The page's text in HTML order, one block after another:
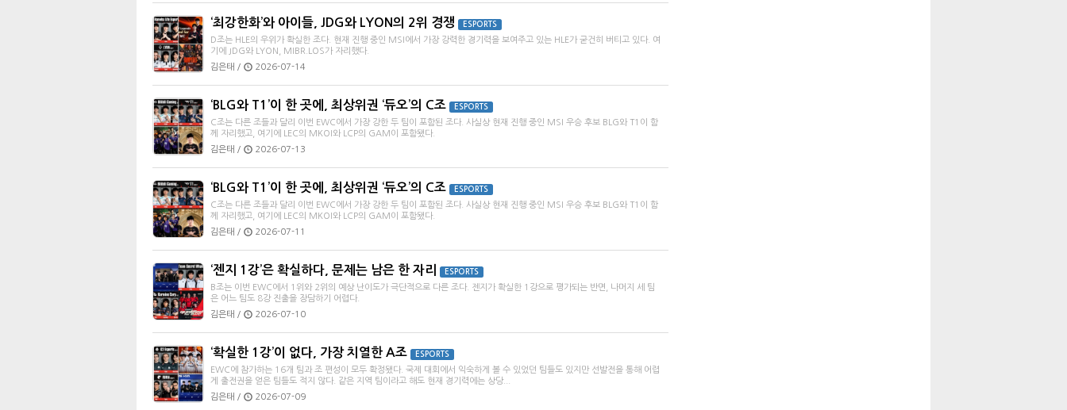
‘최강한화’와 아이들, JDG와 LYON의 2위 경쟁 ESPORTS
D조는 HLE의 우위가 확실한 조다. 현재 진행 중인 MSI에서 가장 강력한 경기력을 보여주고 있는 HLE가 굳건히 버티고 있다. 여
기에 JDG와 LYON, MIBR.LOS가 자리했다.
김은태 /
2026-07-14
‘BLG와 T1’이 한 곳에, 최상위권 ‘듀오’의 C조 ESPORTS
C조는 다른 조들과 달리 이번 EWC에서 가장 강한 두 팀이 포함된 조다. 사실상 현재 진행 중인 MSI 우승 후보 BLG와 T1이 함
께 자리했고, 여기에 LEC의 MKOI와 LCP의 GAM이 포함됐다.
김은태 /
2026-07-13
‘BLG와 T1’이 한 곳에, 최상위권 ‘듀오’의 C조 ESPORTS
C조는 다른 조들과 달리 이번 EWC에서 가장 강한 두 팀이 포함된 조다. 사실상 현재 진행 중인 MSI 우승 후보 BLG와 T1이 함
께 자리했고, 여기에 LEC의 MKOI와 LCP의 GAM이 포함됐다.
김은태 /
2026-07-11
‘젠지 1강’은 확실하다, 문제는 남은 한 자리 ESPORTS
B조는 이번 EWC에서 1위와 2위의 예상 난이도가 극단적으로 다른 조다. 젠지가 확실한 1강으로 평가되는 반면, 나머지 세 팀
은 어느 팀도 8강 진출을 장담하기 어렵다.
김은태 /
2026-07-10
‘확실한 1강’이 없다, 가장 치열한 A조 ESPORTS
EWC에 참가하는 16개 팀과 조 편성이 모두 확정됐다. 국제 대회에서 익숙하게 볼 수 있었던 팀들도 있지만 선발전을 통해 어렵
게 출전권을 얻은 팀들도 적지 않다. 같은 지역 팀이라고 해도 현재 경기력에는 상당...
김은태 /
2026-07-09